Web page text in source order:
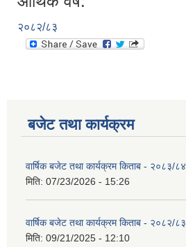
२०८२/८३
बजेट तथा कार्यक्रम
वार्षिक बजेट तथा कार्यक्रम किताब - २०८३/८४
मिति: 07/23/2026 - 15:26
वार्षिक बजेट तथा कार्यक्रम किताब - २०८२/८३
मिति: 09/21/2025 - 12:10